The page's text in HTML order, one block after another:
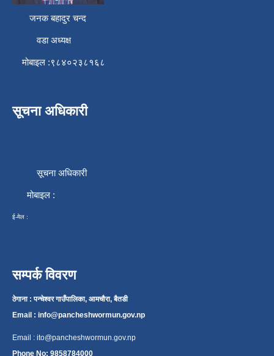
जनक बहादुर चन्द
वडा अध्यक्ष
मोबाइल :९८४०२३८१६८
सूचना अधिकारी
सूचना अधिकारी
मोबाइल :
ई-मेल :
सम्पर्क विवरण
ठेगाना : पन्चेश्वर गाउँपालिका, आमचौरा, बैतडी
Email : info@pancheshwormun.gov.np
Email : ito@pancheshwormun.gov.np
Phone No: 9858784000